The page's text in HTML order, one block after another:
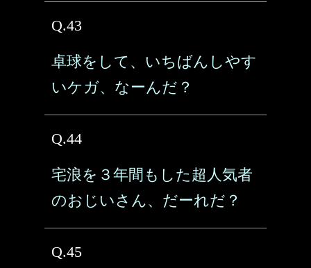
Q.43
卓球をして、いちばんしやす
いケガ、なーんだ？
Q.44
宅浪を３年間もした超人気者
のおじいさん、だーれだ？
Q.45